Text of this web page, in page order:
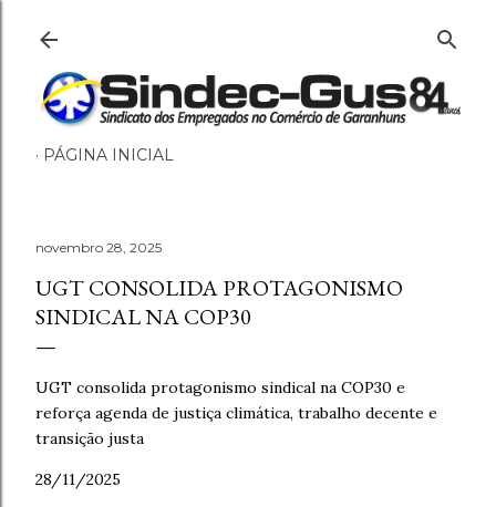
PÁGINA INICIAL
novembro 28, 2025
UGT CONSOLIDA PROTAGONISMO
SINDICAL NA COP30
UGT consolida protagonismo sindical na COP30 e
reforça agenda de justiça climática, trabalho decente e
transição justa
28/11/2025